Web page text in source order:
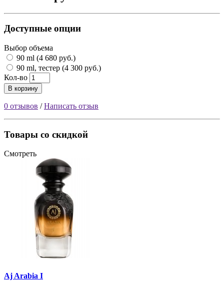
Доступные опции
Выбор объема
90 ml (4 680 руб.)
90 ml, тестер (4 300 руб.)
Кол-во
В корзину
0 отзывов /Написать отзыв
Товары со скидкой
Смотреть
Aj Arabia I